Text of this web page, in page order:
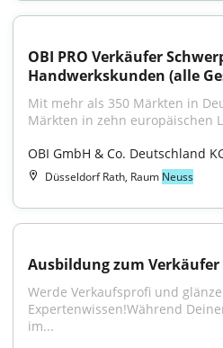
OBI PRO Verkäufer
Handwerkskunden (alle
Mit mehr als 350 Märkten in
Märkten in zehn europäischen
OBI GmbH & Co. Deutschland
Düsseldorf Rath, Raum Neuss
Ausbildung zum
Werde Verkaufsprofi und
Expertenwissen!Während
im...